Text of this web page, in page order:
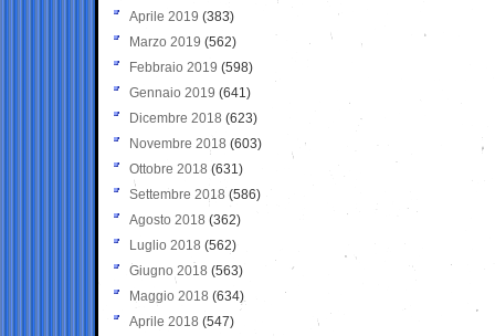
Aprile 2019 (383)
Marzo 2019 (562)
Febbraio 2019 (598)
Gennaio 2019 (641)
Dicembre 2018 (623)
Novembre 2018 (603)
Ottobre 2018 (631)
Settembre 2018 (586)
Agosto 2018 (362)
Luglio 2018 (562)
Giugno 2018 (563)
Maggio 2018 (634)
Aprile 2018 (547)